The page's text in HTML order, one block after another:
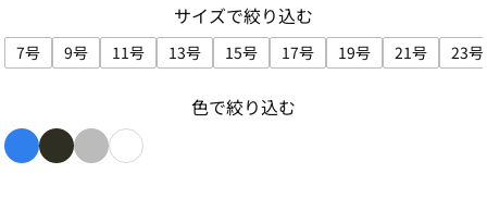
サイズで絞り込む
7号
サイズで絞り込み: 7号
9号
サイズで絞り込み: 9号
11号
サイズで絞り込み: 11号
13号
サイズで絞り込み: 13号
15号
サイズで絞り込み: 15号
17号
サイズで絞り込み: 17号
19号
サイズで絞り込み:
21号
サイズで
23号
サ
色で絞り込む